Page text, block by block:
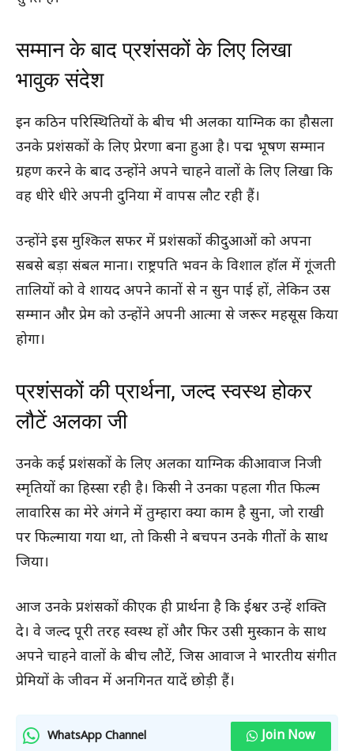
सम्मान के बाद प्रशंसकों के लिए लिखा
भावुक संदेश
इन कठिन परिस्थितियों के बीच भी अलका याग्निक का हौसला
उनके प्रशंसकों के लिए प्रेरणा बना हुआ है। पद्म भूषण सम्मान
ग्रहण करने के बाद उन्होंने अपने चाहने वालों के लिए लिखा कि
वह धीरे धीरे अपनी दुनिया में वापस लौट रही हैं।
उन्होंने इस मुश्किल सफर में प्रशंसकों की दुआओं को अपना
सबसे बड़ा संबल माना। राष्ट्रपति भवन के विशाल हॉल में गूंजती
तालियों को वे शायद अपने कानों से न सुन पाई हों, लेकिन उस
सम्मान और प्रेम को उन्होंने अपनी आत्मा से जरूर महसूस किया
होगा।
प्रशंसकों की प्रार्थना, जल्द स्वस्थ होकर
लौटें अलका जी
उनके कई प्रशंसकों के लिए अलका याग्निक की आवाज निजी
स्मृतियों का हिस्सा रही है। किसी ने उनका पहला गीत फिल्म
लावारिस का मेरे अंगने में तुम्हारा क्या काम है सुना, जो राखी
पर फिल्माया गया था, तो किसी ने बचपन उनके गीतों के साथ
जिया।
आज उनके प्रशंसकों की एक ही प्रार्थना है कि ईश्वर उन्हें शक्ति
दे। वे जल्द पूरी तरह स्वस्थ हों और फिर उसी मुस्कान के साथ
अपने चाहने वालों के बीच लौटें, जिस आवाज ने भारतीय संगीत
प्रेमियों के जीवन में अनगिनत यादें छोड़ी हैं।
WhatsApp Channel Join Now